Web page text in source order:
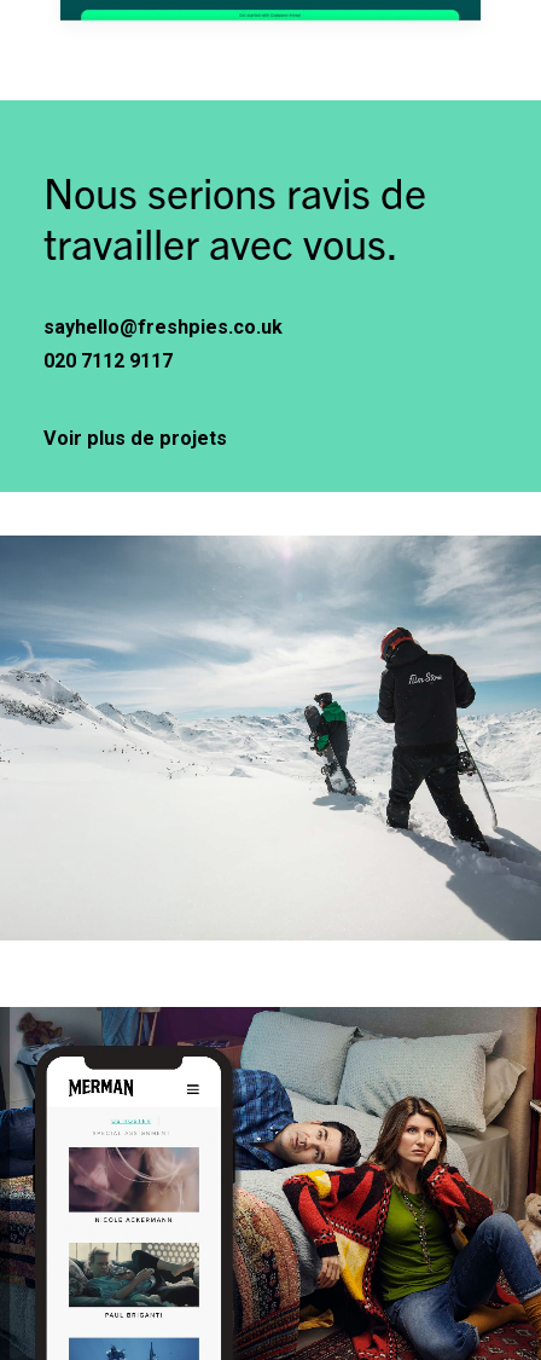
Nous serions ravis de
travailler avec vous.
sayhello@freshpies.co.uk
020 7112 9117
Voir plus de projets